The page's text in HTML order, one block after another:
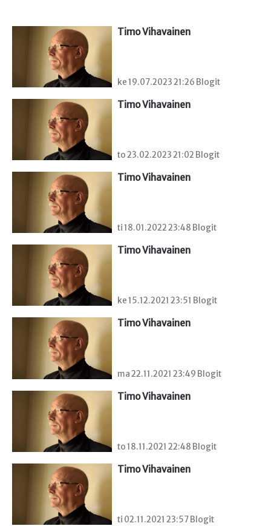
Timo Vihavainen
ke 19.07.2023 21:26 Blogit
Timo Vihavainen
to 23.02.2023 21:02 Blogit
Timo Vihavainen
ti 18.01.2022 23:48 Blogit
Timo Vihavainen
ke 15.12.2021 23:51 Blogit
Timo Vihavainen
ma 22.11.2021 23:49 Blogit
Timo Vihavainen
to 18.11.2021 22:48 Blogit
Timo Vihavainen
ti 02.11.2021 23:57 Blogit